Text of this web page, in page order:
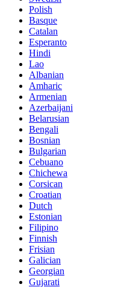
Polish
Basque
Catalan
Esperanto
Hindi
Lao
Albanian
Amharic
Armenian
Azerbaijani
Belarusian
Bengali
Bosnian
Bulgarian
Cebuano
Chichewa
Corsican
Croatian
Dutch
Estonian
Filipino
Finnish
Frisian
Galician
Georgian
Gujarati